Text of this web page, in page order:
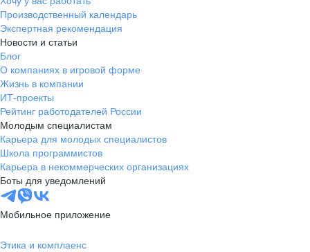
Производственный календарь
Экспертная рекомендация
Новости и статьи
Блог
О компаниях в игровой форме
Жизнь в компании
ИТ-проекты
Рейтинг работодателей России
Молодым специалистам
Карьера для молодых специалистов
Школа программистов
Карьера в некоммерческих организациях
Боты для уведомлений
Мобильное приложение
Этика и комплаенс